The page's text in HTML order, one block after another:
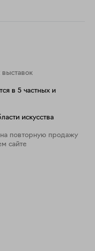
в 5 частных и
искусства
повторную продажу
сайте